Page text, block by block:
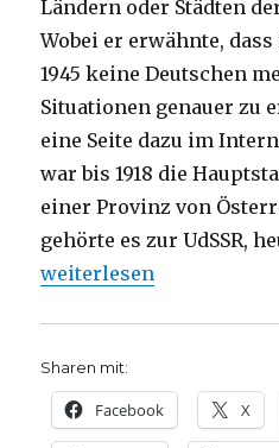
Ländern oder Städten
Wobei er erwähnte,
1945 keine Deutschen
Situationen genauer zu
eine Seite dazu im
war bis 1918 die
einer Provinz von
gehörte es zur UdSSR,
„Islam? Scharia?
weiterlesen
Sharen mit:
Facebook X